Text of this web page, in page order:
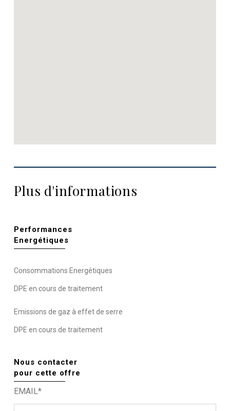
Plus d'informations
Performances
Energétiques
Consommations Energétiques
DPE en cours de traitement
Emissions de gaz à effet de serre
DPE en cours de traitement
Nous contacter
pour cette offre
EMAIL*